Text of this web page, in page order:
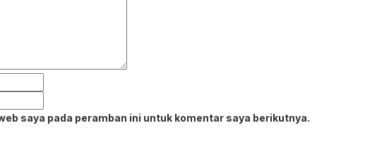
saya pada peramban ini untuk komentar saya berikutnya.